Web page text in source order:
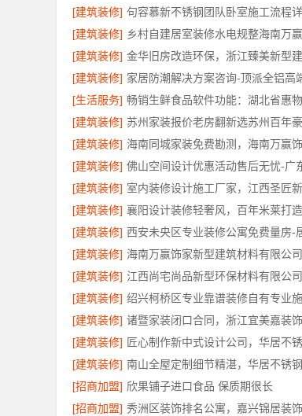
[建筑装修] 句容慕新不锈钢团队卧室施工流程
[建筑装修]
[建筑装修]
[建筑装修]
[生活服务]
[建筑装修]
[建筑装修]
[建筑装修]
[建筑装修]
[建筑装修] 襄阳设计装修轻奢风，百年米莱打
[建筑装修] 西安未央区专业装修公寓免费量房-
[建筑装修]
[建筑装修]
[建筑装修]
[建筑装修] 诸暨家装闭口合同，浙江宜美嘉装
[建筑装修]
[建筑装修]
[招商加盟] 欣果铺子进口食品 保质期很长
[招商加盟]